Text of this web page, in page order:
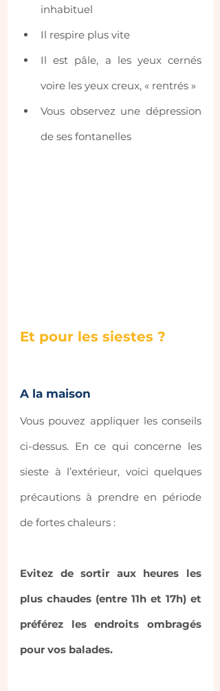
inhabituel
Il respire plus vite
Il est pâle, a les yeux cernés
voire les yeux creux, « rentrés »
Vous observez une dépression
de ses fontanelles
Et pour les siestes ?
A la maison
Vous pouvez appliquer les conseils
ci-dessus. En ce qui concerne les
sieste à l’extérieur, voici quelques
précautions à prendre en période
de fortes chaleurs :
Evitez de sortir aux heures les
plus chaudes (entre 11h et 17h) et
préférez les endroits ombragés
pour vos balades.